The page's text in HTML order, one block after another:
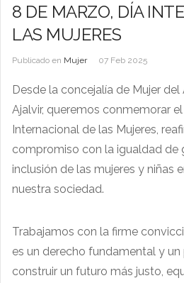
8 DE MARZO, DÍA
LAS MUJERES
Publicado en Mujer 07 Feb 2025
Desde la concejalía de Mujer
Ajalvir, queremos conmemorar
Internacional de las Mujeres,
compromiso con la igualdad de
inclusión de las mujeres y niñas
nuestra sociedad.
Trabajamos con la firme
es un derecho fundamental y un
construir un futuro más justo,